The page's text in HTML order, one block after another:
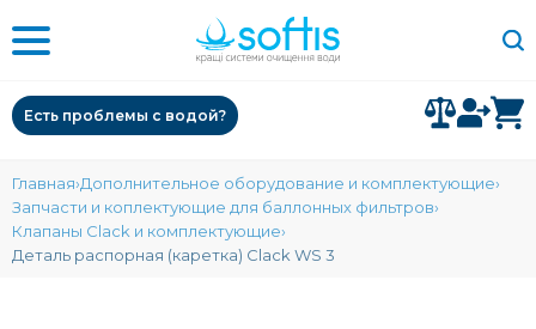
Есть проблемы с водой?
Главная Дополнительное оборудование и комплектующие
Запчасти и коплектующие для баллонных фильтров
Клапаны Clack и комплектующие
Деталь распорная (каретка) Clack WS 3